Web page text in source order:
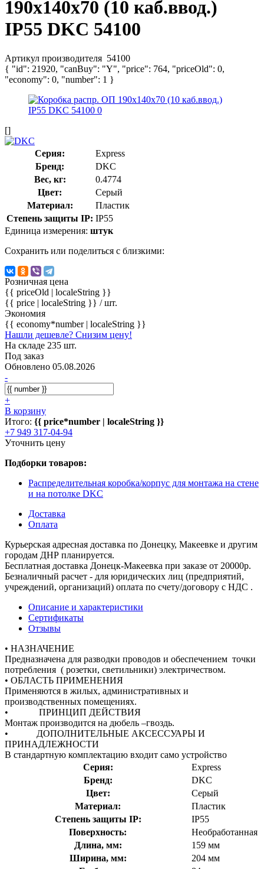
190х140х70 (10 каб.ввод.)
IP55 DKC 54100
Артикул производителя 54100
{ "id": 21920, "canBuy": "Y", "price": 764, "priceOld": 0,
"economy": 0, "number": 1 }
[]
Серия:
Express
Бренд:
DKC
Вес, кг:
0.4774
Цвет:
Серый
Материал:
Пластик
Степень защиты IP: IP55
Единица измерения: штук
Сохранить или поделиться с близкими:
Розничная цена
{{ priceOld | localeString }}
{{ price | localeString }} / шт.
Экономия
{{ economy*number | localeString }}
Нашли дешевле? Снизим цену!
На складе 235 шт.
Под заказ
Обновлено 05.08.2026
-
+
В корзину
Итого: {{ price*number | localeString }}
+7 949 317-04-94
Уточнить цену
Подборки товаров:
Распределительная коробка/корпус для монтажа на стене
и на потолке DKC
Доставка
Оплата
Курьерская адресная доставка по Донецку, Макеевке и другим
городам ДНР планируется.
Бесплатная доставка Донецк-Макеевка при заказе от 20000р.
Безналичный расчет - для юридических лиц (предприятий,
учреждений, организаций) оплата по счету/договору с НДС .
Описание и характеристики
Сертификаты
Отзывы
• НАЗНАЧЕНИЕ
Предназначена для разводки проводов и обеспечением точки
потребления ( розетки, светильники) электричеством.
• ОБЛАСТЬ ПРИМЕНЕНИЯ
Применяются в жилых, административных и
производственных помещениях.
• ПРИНЦИП ДЕЙСТВИЯ
Монтаж производится на дюбель –гвоздь.
• ДОПОЛНИТЕЛЬНЫЕ АКСЕССУАРЫ И
ПРИНАДЛЕЖНОСТИ
В стандартную комплектацию входит само устройство
Серия:
Express
Бренд:
DKC
Цвет:
Серый
Материал:
Пластик
Степень защиты IP:
IP55
Поверхность:
Необработанная
Длина, мм:
159 мм
Ширина, мм:
204 мм